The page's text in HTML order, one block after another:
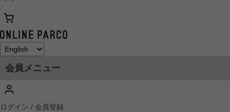
会員メニュー
ログイン / 会員登録